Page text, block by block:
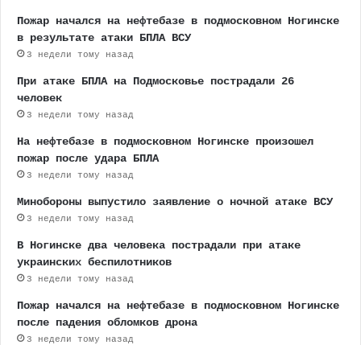
Пожар начался на нефтебазе в подмосковном Ногинске
в результате атаки БПЛА ВСУ
3 недели тому назад
При атаке БПЛА на Подмосковье пострадали 26
человек
3 недели тому назад
На нефтебазе в подмосковном Ногинске произошел
пожар после удара БПЛА
3 недели тому назад
Минобороны выпустило заявление о ночной атаке ВСУ
3 недели тому назад
В Ногинске два человека пострадали при атаке
украинских беспилотников
3 недели тому назад
Пожар начался на нефтебазе в подмосковном Ногинске
после падения обломков дрона
3 недели тому назад